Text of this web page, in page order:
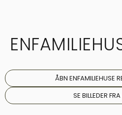
ÅBN ENFAMILIEHUSE
SE BILLEDER